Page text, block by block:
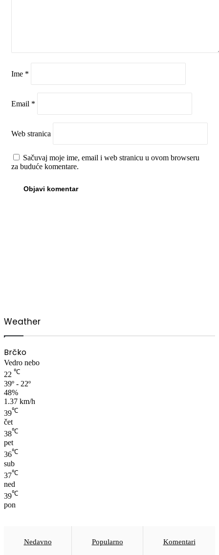
Ime *
Email *
Web stranica
Sačuvaj moje ime, email i web stranicu u ovom browseru
za buduće komentare.
Weather
Brčko
Vedro nebo
22 ℃
39º - 22º
48%
1.37 km/h
39℃
čet
38℃
pet
36℃
sub
37℃
ned
39℃
pon
Nedavno Popularno Komentari